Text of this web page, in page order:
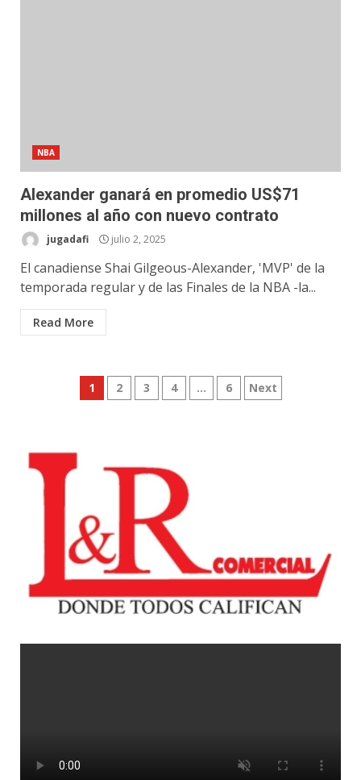
NBA
Alexander ganará en promedio US$71
millones al año con nuevo contrato
jugadafi julio 2, 2025
El canadiense Shai Gilgeous-Alexander, 'MVP' de la
temporada regular y de las Finales de la NBA -la...
Read More
Posts
1 2 3 4 … 6 Next